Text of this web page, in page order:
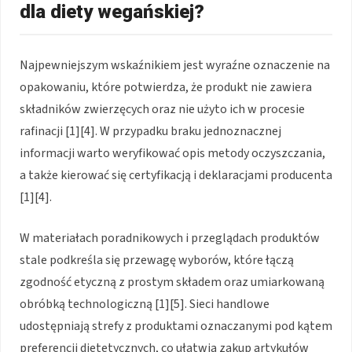
dla diety wegańskiej?
Najpewniejszym wskaźnikiem jest wyraźne oznaczenie na
opakowaniu, które potwierdza, że produkt nie zawiera
składników zwierzęcych oraz nie użyto ich w procesie
rafinacji [1][4]. W przypadku braku jednoznacznej
informacji warto weryfikować opis metody oczyszczania,
a także kierować się certyfikacją i deklaracjami producenta
[1][4].
W materiałach poradnikowych i przeglądach produktów
stale podkreśla się przewagę wyborów, które łączą
zgodność etyczną z prostym składem oraz umiarkowaną
obróbką technologiczną [1][5]. Sieci handlowe
udostępniają strefy z produktami oznaczanymi pod kątem
preferencji dietetycznych, co ułatwia zakup artykułów